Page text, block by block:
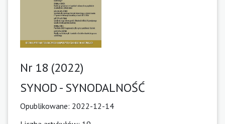
Nr 18 (2022)
SYNOD - SYNODALNOŚĆ
Opublikowane: 2022-12-14